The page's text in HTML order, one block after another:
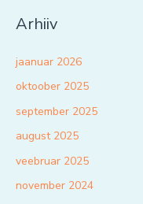
Arhiiv
jaanuar 2026
oktoober 2025
september 2025
august 2025
veebruar 2025
november 2024